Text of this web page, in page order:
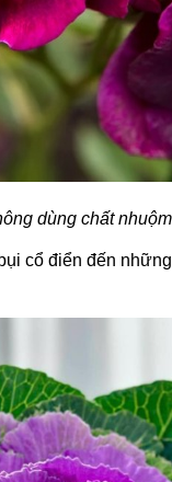
dùng chất
cổ điển đến